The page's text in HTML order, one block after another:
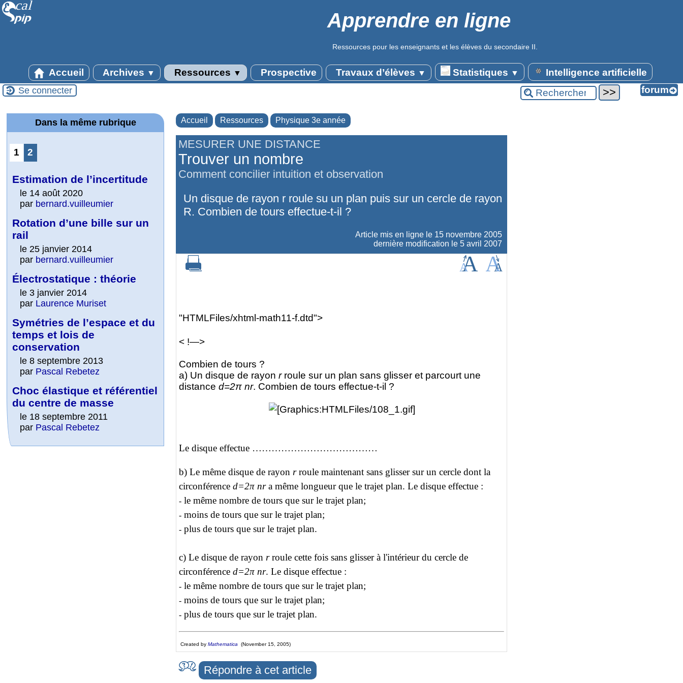
Apprendre en ligne
Ressources pour les enseignants et les élèves du secondaire II.
Accueil Archives ▼ Ressources ▼ Prospective Travaux d’élèves ▼ Statistiques ▼ Intelligence artificielle
Se connecter
Accueil Ressources Physique 3e année
MESURER UNE DISTANCE
Trouver un nombre
Comment concilier intuition et observation
Un disque de rayon r roule su un plan puis sur un cercle de rayon
R. Combien de tours effectue-t-il ?
Article mis en ligne le 15 novembre 2005
dernière modification le 5 avril 2007
"HTMLFiles/xhtml-math11-f.dtd">
< !—>
Combien de tours ?
a) Un disque de rayon rroule sur un plan sans glisser et parcourt une
distance d=2π nr. Combien de tours effectue-t-il ?
Le disque effectue …………………………………
b) Le même disque de rayon rroule maintenant sans glisser sur un cercle dont la
circonférence d=2π nra même longueur que le trajet plan. Le disque effectue :
- le même nombre de tours que sur le trajet plan;
- moins de tours que sur le trajet plan;
- plus de tours que sur le trajet plan.
c) Le disque de rayon rroule cette fois sans glisser à l'intérieur du cercle de
circonférence d=2π nr. Le disque effectue :
- le même nombre de tours que sur le trajet plan;
- moins de tours que sur le trajet plan;
- plus de tours que sur le trajet plan.
Created by Mathematica (November 15, 2005)
Répondre à cet article
Dans la même rubrique
1 2
Estimation de l’incertitude
le 14 août 2020
par bernard.vuilleumier
Rotation d’une bille sur un
rail
le 25 janvier 2014
par bernard.vuilleumier
Électrostatique : théorie
le 3 janvier 2014
par Laurence Muriset
Symétries de l’espace et du
temps et lois de
conservation
le 8 septembre 2013
par Pascal Rebetez
Choc élastique et référentiel
du centre de masse
le 18 septembre 2011
par Pascal Rebetez